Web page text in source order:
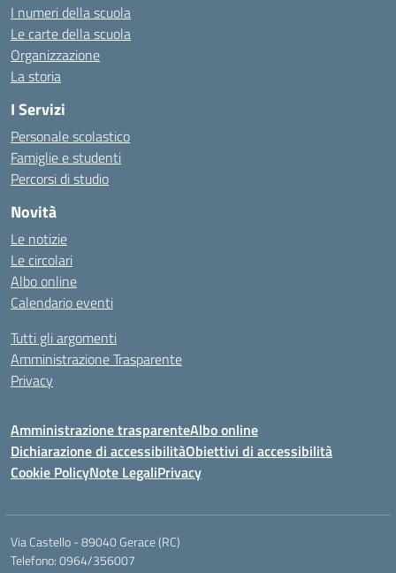
I numeri della scuola
Le carte della scuola
Organizzazione
La storia
I Servizi
Personale scolastico
Famiglie e studenti
Percorsi di studio
Novità
Le notizie
Le circolari
Albo online
Calendario eventi
Tutti gli argomenti
Amministrazione Trasparente
Privacy
Amministrazione trasparenteAlbo online
Dichiarazione di accessibilitàObiettivi di accessibilità
Cookie PolicyNote LegaliPrivacy
Via Castello - 89040 Gerace (RC)
Telefono: 0964/356007